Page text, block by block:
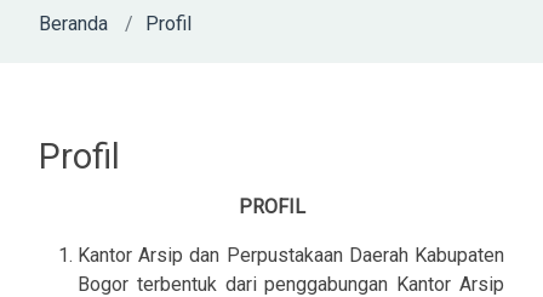
Beranda Profil
Profil
PROFIL
Kantor Arsip dan Perpustakaan Daerah Kabupaten
Bogor terbentuk dari penggabungan Kantor Arsip